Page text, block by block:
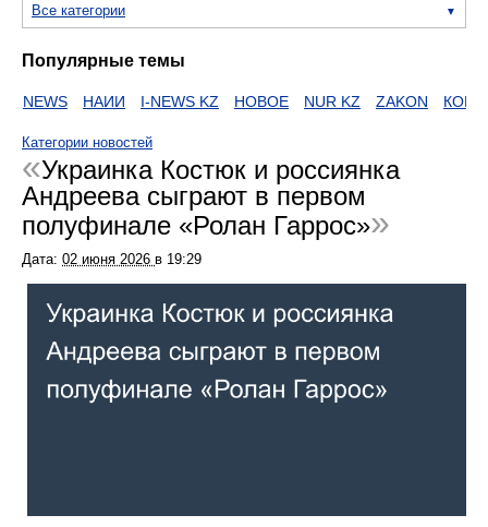
Все категории
Популярные темы
NEWS НАИИ I-NEWS KZ НОВОЕ NUR KZ ZAKON
Категории новостей
Украинка Костюк и россиянка
Андреева сыграют в первом
полуфинале «Ролан Гаррос»
Дата: 02 июня 2026 в 19:29